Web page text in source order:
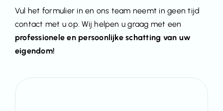
Vul het formulier in en ons team neemt in geen tijd
contact met u op. Wij helpen u graag met een
professionele en persoonlijke schatting van uw
eigendom!